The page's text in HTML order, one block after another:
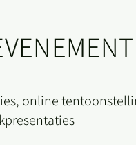
online